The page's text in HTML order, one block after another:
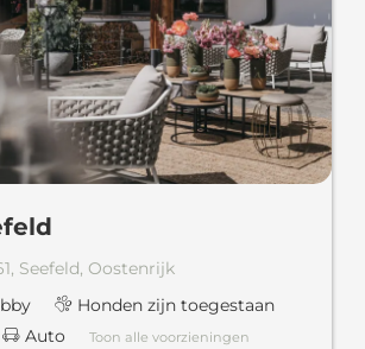
, Seefeld, Oostenrijk
Honden zijn toegestaan
Auto Toon alle voorzieningen